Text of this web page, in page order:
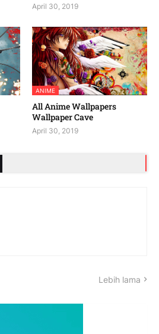
April 30, 2019
ANIME
All Anime Wallpapers
Wallpaper Cave
April 30, 2019
Lebih lama